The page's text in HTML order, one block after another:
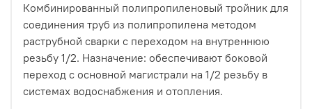
Комбинированный полипропиленовый тройник для
соединения труб из полипропилена методом
раструбной сварки с переходом на внутреннюю
резьбу 1/2. Назначение: обеспечивают боковой
переход с основной магистрали на 1/2 резьбу в
системах водоснабжения и отопления.